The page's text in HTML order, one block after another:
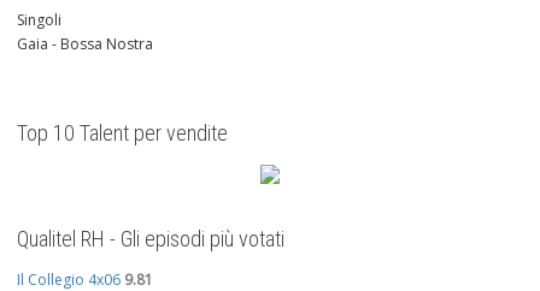
Singoli
Gaia - Bossa Nostra
Top 10 Talent per vendite
Qualitel RH - Gli episodi più votati
Il Collegio 4x06 9.81